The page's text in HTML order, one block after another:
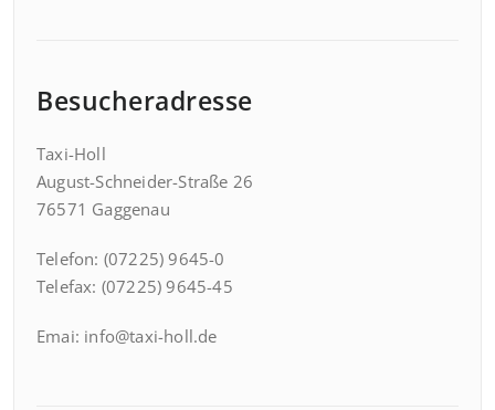
Besucheradresse
Taxi-Holl
August-Schneider-Straße 26
76571 Gaggenau
Telefon: (07225) 9645-0
Telefax: (07225) 9645-45
Emai: info@taxi-holl.de